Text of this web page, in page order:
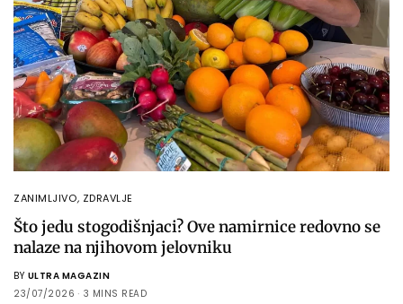
ZANIMLJIVO, ZDRAVLJE
Što jedu stogodišnjaci? Ove namirnice redovno se
nalaze na njihovom jelovniku
BY ULTRA MAGAZIN
23/07/2026
3 MINS READ